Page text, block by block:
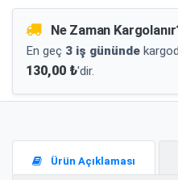
Ne Zaman
En geç 3 iş gününde
130,00 ₺'dir.
Ürün Açıklaması